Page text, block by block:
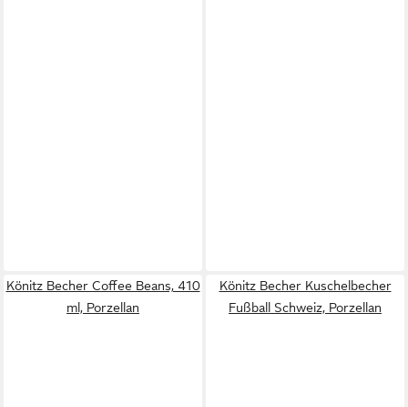
Könitz Becher Coffee Beans, 410
ml, Porzellan
Könitz Becher Kuschelbecher
Fußball Schweiz, Porzellan